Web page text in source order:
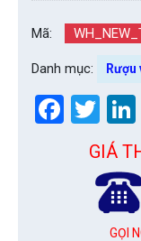
Mã:
Danh mục: Rượu
GIÁ
GỌI